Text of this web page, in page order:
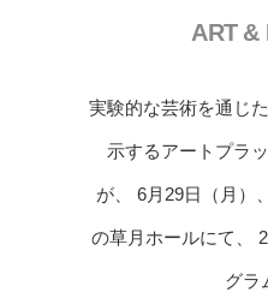
ART &
実験的な芸術を通じ
示するアートプラ
が、 6月29日（月）
の草月ホールにて、
グラ